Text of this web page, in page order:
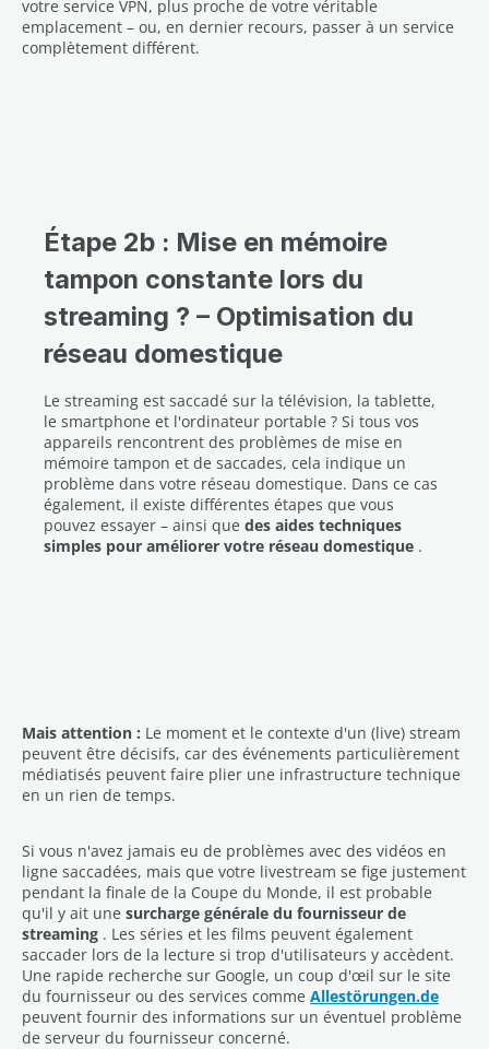
votre service VPN, plus proche de votre véritable
emplacement – ou, en dernier recours, passer à un service
complètement différent.
Étape 2b : Mise en mémoire
tampon constante lors du
streaming ? – Optimisation du
réseau domestique
Le streaming est saccadé sur la télévision, la tablette,
le smartphone et l'ordinateur portable ? Si tous vos
appareils rencontrent des problèmes de mise en
mémoire tampon et de saccades, cela indique un
problème dans votre réseau domestique. Dans ce cas
également, il existe différentes étapes que vous
pouvez essayer – ainsi que des aides techniques
simples pour améliorer votre réseau domestique .
Mais attention : Le moment et le contexte d'un (live) stream
peuvent être décisifs, car des événements particulièrement
médiatisés peuvent faire plier une infrastructure technique
en un rien de temps.
Si vous n'avez jamais eu de problèmes avec des vidéos en
ligne saccadées, mais que votre livestream se fige justement
pendant la finale de la Coupe du Monde, il est probable
qu'il y ait une surcharge générale du fournisseur de
streaming . Les séries et les films peuvent également
saccader lors de la lecture si trop d'utilisateurs y accèdent.
Une rapide recherche sur Google, un coup d'œil sur le site
du fournisseur ou des services comme Allestörungen.de
peuvent fournir des informations sur un éventuel problème
de serveur du fournisseur concerné.